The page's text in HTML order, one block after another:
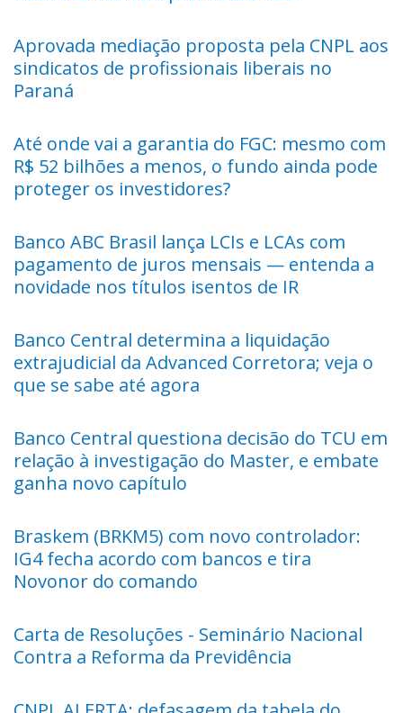
Aprovada mediação proposta pela CNPL aos
sindicatos de profissionais liberais no
Paraná
Até onde vai a garantia do FGC: mesmo com
R$ 52 bilhões a menos, o fundo ainda pode
proteger os investidores?
Banco ABC Brasil lança LCIs e LCAs com
pagamento de juros mensais — entenda a
novidade nos títulos isentos de IR
Banco Central determina a liquidação
extrajudicial da Advanced Corretora; veja o
que se sabe até agora
Banco Central questiona decisão do TCU em
relação à investigação do Master, e embate
ganha novo capítulo
Braskem (BRKM5) com novo controlador:
IG4 fecha acordo com bancos e tira
Novonor do comando
Carta de Resoluções - Seminário Nacional
Contra a Reforma da Previdência